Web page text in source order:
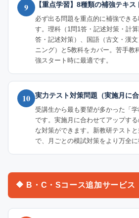
9 【重点学習】8種類の補強テキス
必ず出る問題を重点的に補強でき
す。理科（1問1答・記述対策・計
答・記述対策）、国語（古文・漢
ニング）と5教科をカバー。苦手教
強スタート時に最適です。
10 実力テスト対策問題（実施月に合
受講生から最も要望が多かった「学
です。実施月に合わせてアップす
な対策ができます。新教研テスト
で、月ごとの模試対策をより万全に
🔶 B・C・Sコース追加サービ